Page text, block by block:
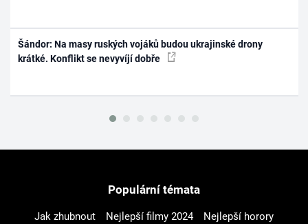
Šándor: Na masy ruských vojáků budou ukrajinské drony
krátké. Konflikt se nevyvíjí dobře
Populární témata
Jak zhubnout Nejlepší filmy 2024
Nejlepší horory